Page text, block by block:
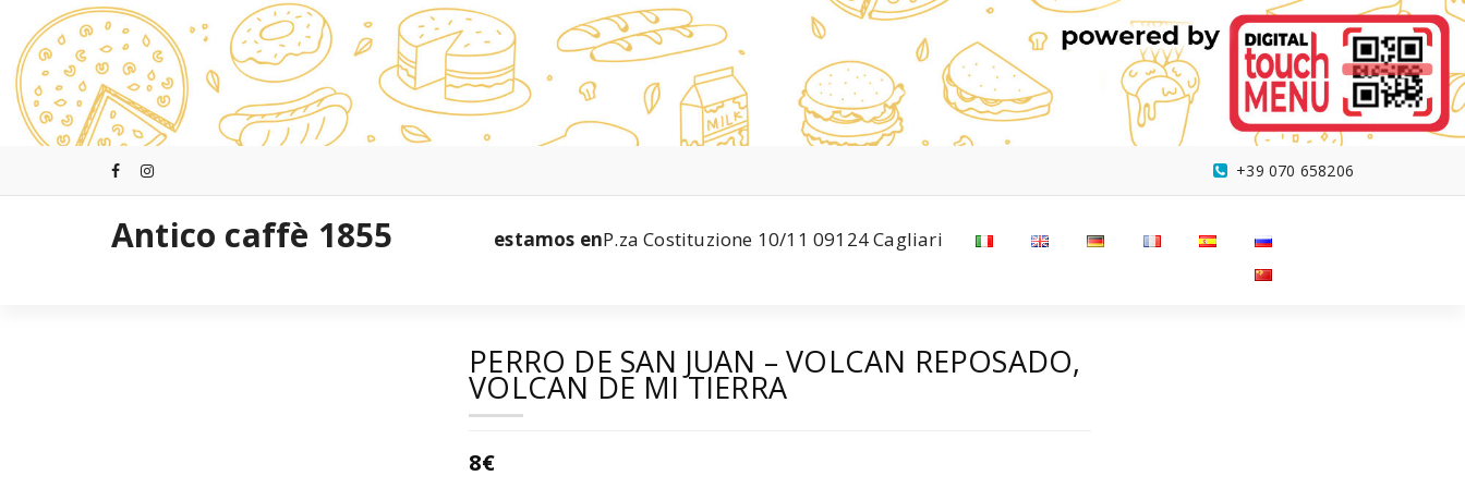
contenido
+39 070 658206
Antico caffè 1855 estamos enP.za Costituzione 10/11 09124 Cagliari
PERRO DE SAN JUAN – VOLCAN REPOSADO,
VOLCAN DE MI TIERRA
8€